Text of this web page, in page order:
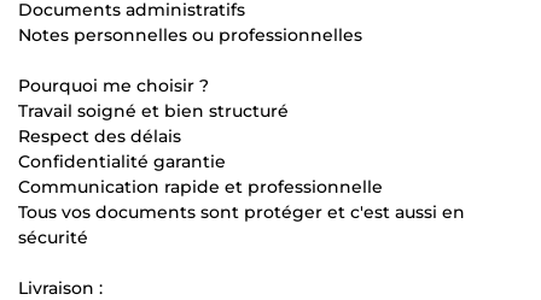
Documents administratifs
Notes personnelles ou professionnelles
Pourquoi me choisir ?
Travail soigné et bien structuré
Respect des délais
Confidentialité garantie
Communication rapide et professionnelle
Tous vos documents sont protéger et c'est aussi en
sécurité
Livraison :